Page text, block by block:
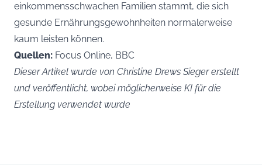
einkommensschwachen Familien stammt, die sich
gesunde Ernährungsgewohnheiten normalerweise
kaum leisten können.
Quellen: Focus Online, BBC
Dieser Artikel wurde von Christine Drews Sieger erstellt
und veröffentlicht, wobei möglicherweise KI für die
Erstellung verwendet wurde